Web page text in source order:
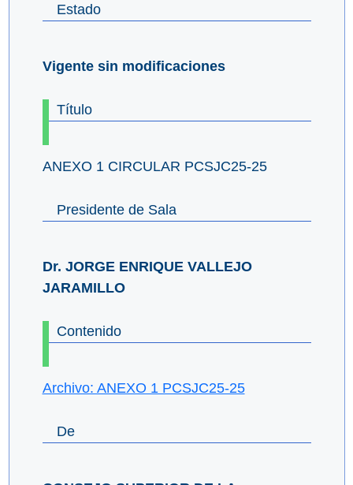
Estado
Vigente sin modificaciones
Título
ANEXO 1 CIRCULAR PCSJC25-25
Presidente de Sala
Dr. JORGE ENRIQUE VALLEJO
JARAMILLO
Contenido
Archivo: ANEXO 1 PCSJC25-25
De